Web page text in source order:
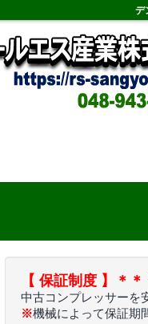
デ
【 保証制度 】＊＊
中古コンプレッサーを
※機械によって保証期